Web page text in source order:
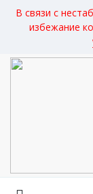
В связи с
избежание